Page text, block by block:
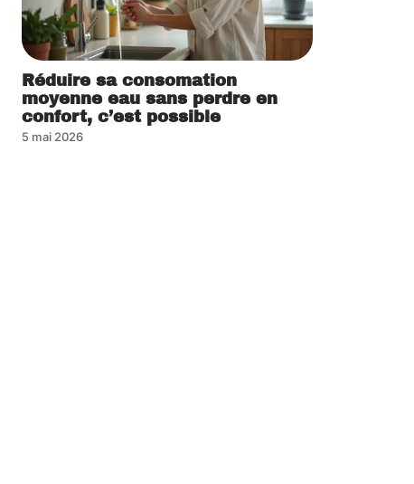
Réduire sa consomation
moyenne eau sans perdre en
confort, c’est possible
5 mai 2026